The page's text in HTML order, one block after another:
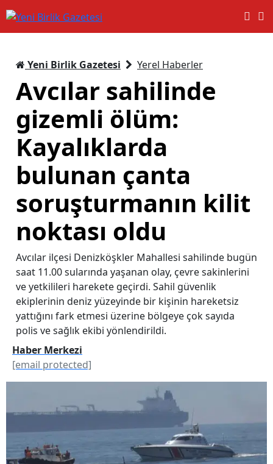
Yeni Birlik Gazetesi Yerel Haberler
Avcılar sahilinde
gizemli ölüm:
Kayalıklarda
bulunan çanta
soruşturmanın kilit
noktası oldu
Avcılar ilçesi Denizköşkler Mahallesi sahilinde bugün
saat 11.00 sularında yaşanan olay, çevre sakinlerini
ve yetkilileri harekete geçirdi. Sahil güvenlik
ekiplerinin deniz yüzeyinde bir kişinin hareketsiz
yattığını fark etmesi üzerine bölgeye çok sayıda
polis ve sağlık ekibi yönlendirildi.
Haber Merkezi
[email protected]